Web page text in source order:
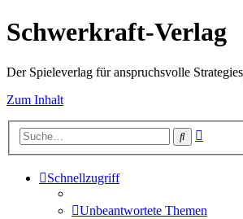
Schwerkraft-Verlag
Der Spieleverlag für anspruchsvolle
Zum Inhalt
Suche
Schnellzugriff
Unbeantwortete Themen